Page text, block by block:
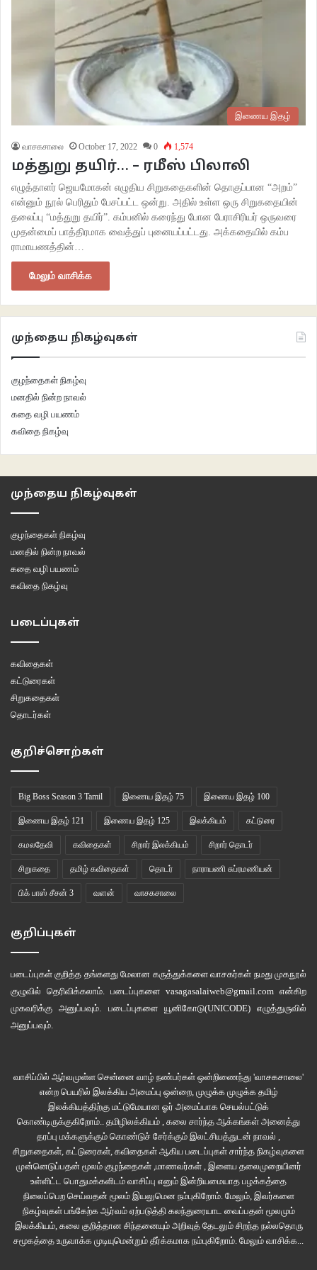
இணைய இதழ்
வாசகசாலை October 17, 2022 0 1,574
மத்துறு தயிர்… – ரமீஸ் பிலாலி
எழுத்தாளர் ஜெயமோகன் எழுதிய சிறுகதைகளின் தொகுப்பான “அறம்”
என்னும் நூல் பெரிதும் பேசப்பட்ட ஒன்று. அதில் உள்ள ஒரு சிறுகதையின்
தலைப்பு “மத்துறு தயிர்”. கம்பனில் கரைந்து போன பேராசிரியர் ஒருவரை
முதன்மைப் பாத்திரமாக வைத்துப் புனையப்பட்டது. அக்கதையில் கம்ப
ராமாயணத்தின்…
மேலும் வாசிக்க
முந்தைய நிகழ்வுகள்
குழந்தைகள் நிகழ்வு
மனதில் நின்ற நாவல்
கதை வழி பயணம்
கவிதை நிகழ்வு
முந்தைய நிகழ்வுகள்
குழந்தைகள் நிகழ்வு
மனதில் நின்ற நாவல்
கதை வழி பயணம்
கவிதை நிகழ்வு
படைப்புகள்
கவிதைகள்
கட்டுரைகள்
சிறுகதைகள்
தொடர்கள்
குறிச்சொற்கள்
Big Boss Season 3 Tamil இணைய இதழ் 75 இணைய இதழ் 100
இணைய இதழ் 121 இணைய இதழ் 125 இலக்கியம் கட்டுரை
கமலதேவி கவிதைகள் சிறார் இலக்கியம் சிறார் தொடர்
சிறுகதை தமிழ் கவிதைகள் தொடர் நாராயணி சுப்ரமணியன்
பிக் பாஸ் சீசன் 3 வளன் வாசகசாலை
குறிப்புகள்
படைப்புகள் குறித்த தங்களது மேலான கருத்துக்களை வாசகர்கள் நமது முகநூல்
குழுவில் தெரிவிக்கலாம். படைப்புகளை vasagasalaiweb@gmail.com என்கிற
முகவரிக்கு அனுப்பவும். படைப்புகளை யூனிகோடு(UNICODE)எழுத்துருவில்
அனுப்பவும்.
வாசிப்பில் ஆர்வமுள்ள சென்னை வாழ் நண்பர்கள் ஒன்றிணைந்து 'வாசகசாலை'
என்ற பெயரில் இலக்கிய அமைப்பு ஒன்றை, முழுக்க முழுக்க தமிழ்
இலக்கியத்திற்கு மட்டுமேயான ஓர் அமைப்பாக செயல்பட்டுக்
கொண்டிருக்குகிறோம்.. தமிழிலக்கியம் , கலை சார்ந்த ஆக்கங்கள் அனைத்து
தரப்பு மக்களுக்கும் கொண்டுச் சேர்க்கும் இலட்சியத்துடன் நாவல் ,
சிறுகதைகள், கட்டுரைகள், கவிதைகள் ஆகிய படைப்புகள் சார்ந்த நிகழ்வுகளை
முன்னெடுப்பதன் மூலம் குழந்தைகள் ,மாணவர்கள் , இளைய தலைமுறையினர்
உள்ளிட்ட பொதுமக்களிடம் வாசிப்பு எனும் இன்றியமையாத பழக்கத்தை
நிலைப்பெற செய்வதன் மூலம் இயலுமென நம்புகிறோம். மேலும், இவர்களை
நிகழ்வுகள் பங்கேற்க ஆர்வம் ஏற்படுத்தி கலந்துரையாட வைப்பதன் மூலமும்
இலக்கியம், கலை குறித்தான சிந்தனையும் அறிவுத் தேடலும் சிறந்த நல்லதொரு
சமூகத்தை உருவாக்க முடியுமென்றும் தீர்க்கமாக நம்புகிறோம். மேலும் வாசிக்க...